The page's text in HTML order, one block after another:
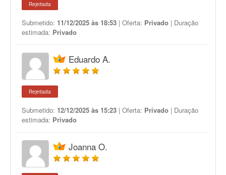
Rejeitada
Submetido: 11/12/2025 às 18:53 | Oferta: Privado | Duração
estimada: Privado
Eduardo A.
Rejeitada
Submetido: 12/12/2025 às 15:23 | Oferta: Privado | Duração
estimada: Privado
Joanna O.